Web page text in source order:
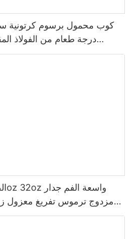
درجة طعام من الفولاذ
مزدوج ترموس تفريغ معزول